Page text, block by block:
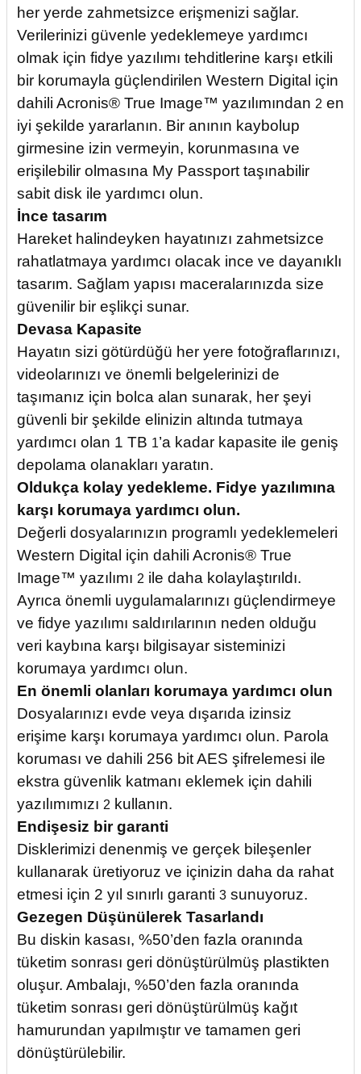
her yerde zahmetsizce erişmenizi sağlar.
Verilerinizi güvenle yedeklemeye yardımcı
olmak için fidye yazılımı tehditlerine karşı etkili
bir korumayla güçlendirilen Western Digital için
dahili Acronis® True Image™ yazılımından 2 en
iyi şekilde yararlanın. Bir anının kaybolup
girmesine izin vermeyin, korunmasına ve
erişilebilir olmasına My Passport taşınabilir
sabit disk ile yardımcı olun.
İnce tasarım
Hareket halindeyken hayatınızı zahmetsizce
rahatlatmaya yardımcı olacak ince ve dayanıklı
tasarım. Sağlam yapısı maceralarınızda size
güvenilir bir eşlikçi sunar.
Devasa Kapasite
Hayatın sizi götürdüğü her yere fotoğraflarınızı,
videolarınızı ve önemli belgelerinizi de
taşımanız için bolca alan sunarak, her şeyi
güvenli bir şekilde elinizin altında tutmaya
yardımcı olan 1 TB 1’a kadar kapasite ile geniş
depolama olanakları yaratın.
Oldukça kolay yedekleme. Fidye yazılımına
karşı korumaya yardımcı olun.
Değerli dosyalarınızın programlı yedeklemeleri
Western Digital için dahili Acronis® True
Image™ yazılımı 2 ile daha kolaylaştırıldı.
Ayrıca önemli uygulamalarınızı güçlendirmeye
ve fidye yazılımı saldırılarının neden olduğu
veri kaybına karşı bilgisayar sisteminizi
korumaya yardımcı olun.
En önemli olanları korumaya yardımcı olun
Dosyalarınızı evde veya dışarıda izinsiz
erişime karşı korumaya yardımcı olun. Parola
koruması ve dahili 256 bit AES şifrelemesi ile
ekstra güvenlik katmanı eklemek için dahili
yazılımımızı 2 kullanın.
Endişesiz bir garanti
Disklerimizi denenmiş ve gerçek bileşenler
kullanarak üretiyoruz ve içinizin daha da rahat
etmesi için 2 yıl sınırlı garanti 3 sunuyoruz.
Gezegen Düşünülerek Tasarlandı
Bu diskin kasası, %50’den fazla oranında
tüketim sonrası geri dönüştürülmüş plastikten
oluşur. Ambalajı, %50’den fazla oranında
tüketim sonrası geri dönüştürülmüş kağıt
hamurundan yapılmıştır ve tamamen geri
dönüştürülebilir.